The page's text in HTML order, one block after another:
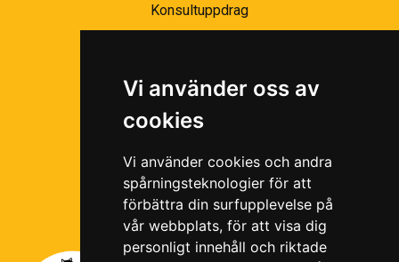
Vi använder oss av
cookies
Vi använder cookies och andra
spårningsteknologier för att
förbättra din surfupplevelse på
vår webbplats, för att visa dig
personligt innehåll och riktade
Konsultuppdrag
Ramavtal